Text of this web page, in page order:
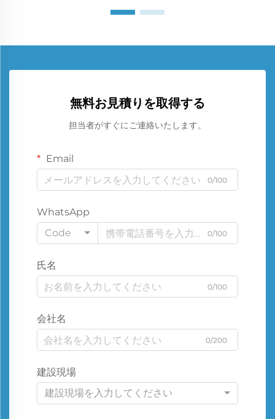
無料お見積りを取得する
担当者がすぐにご連絡いたします。
Email
0/100
WhatsApp
Code
0/100
氏名
0/100
会社名
0/200
建設現場
建設現場を入力してください